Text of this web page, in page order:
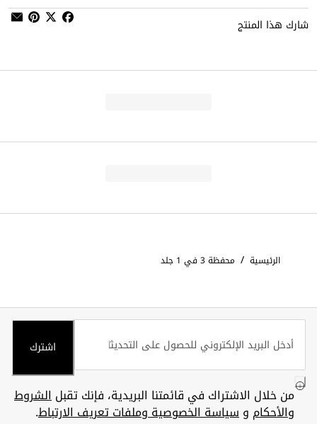
شارك هذا المنتج
الرئيسية / محفظة 3 في 1 جلد
اشترك
من خلال الاشتراك في قائمتنا البريدية، فإنك تقبلالشروط
والأحكام وسياسة الخصوصية وملفات تعريف الارتباط.